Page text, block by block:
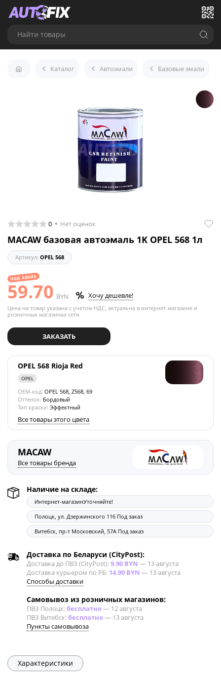
Найти товары
Каталог Автоэмали Базовые эмали
0 Нет оценок
MACAW базовая автоэмаль 1K OPEL 568 1л
Артикул: OPEL 568
под заказ
59.70 BYN Хочу дешевле!
Цена на товар указана с учетом НДС, актуальна в интернет-магазине и
розничных магазинах сети
ЗАКАЗАТЬ
OPEL 568 Rioja Red
OPEL
OEM-код: OPEL 568, Z568, 69
Оттенок: Бордовый
Тип краски: Эффектный
Все товары этого цвета
MACAW
Все товары бренда
Наличие на складе:
Интернет-магазинУточняйте!
Полоцк, ул. Дзержинского 116 Под заказ
Витебск, пр-т Московский, 57А Под заказ
Доставка по Беларуси (CityPost):
Доставка до ПВЗ (CityPost):9.90 BYN — 13 августа
Доставка курьером по РБ: 14.90 BYN — 13 августа
Способы доставки
Самовывоз из розничных магазинов:
ПВЗ Полоцк:бесплатно— 12 августа
ПВЗ Витебск:бесплатно— 13 августа
Пункты самовывоза
Характеристики